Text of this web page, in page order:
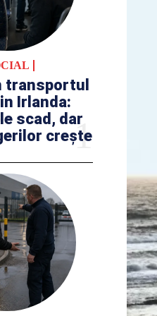
transportul
Irlanda:
scad, dar
crește